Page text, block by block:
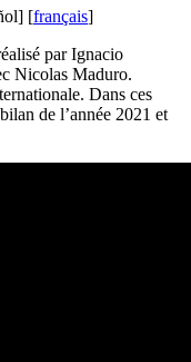
[français]
par Ignacio
Nicolas Maduro.
Dans ces
de l’année 2021 et